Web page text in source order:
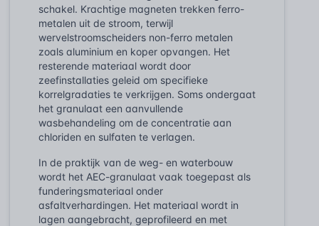
schakel. Krachtige magneten trekken ferro-
metalen uit de stroom, terwijl
wervelstroomscheiders non-ferro metalen
zoals aluminium en koper opvangen. Het
resterende materiaal wordt door
zeefinstallaties geleid om specifieke
korrelgradaties te verkrijgen. Soms ondergaat
het granulaat een aanvullende
wasbehandeling om de concentratie aan
chloriden en sulfaten te verlagen.
In de praktijk van de weg- en waterbouw
wordt het AEC-granulaat vaak toegepast als
funderingsmateriaal onder
asfaltverhardingen. Het materiaal wordt in
lagen aangebracht, geprofileerd en met